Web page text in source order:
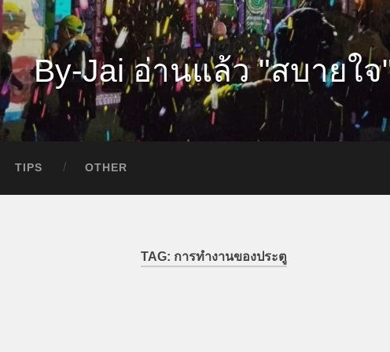
By-Jai อ่านแล้ว "สบายใจ
TIPS OTHER
TAG: การทำงานของประตู